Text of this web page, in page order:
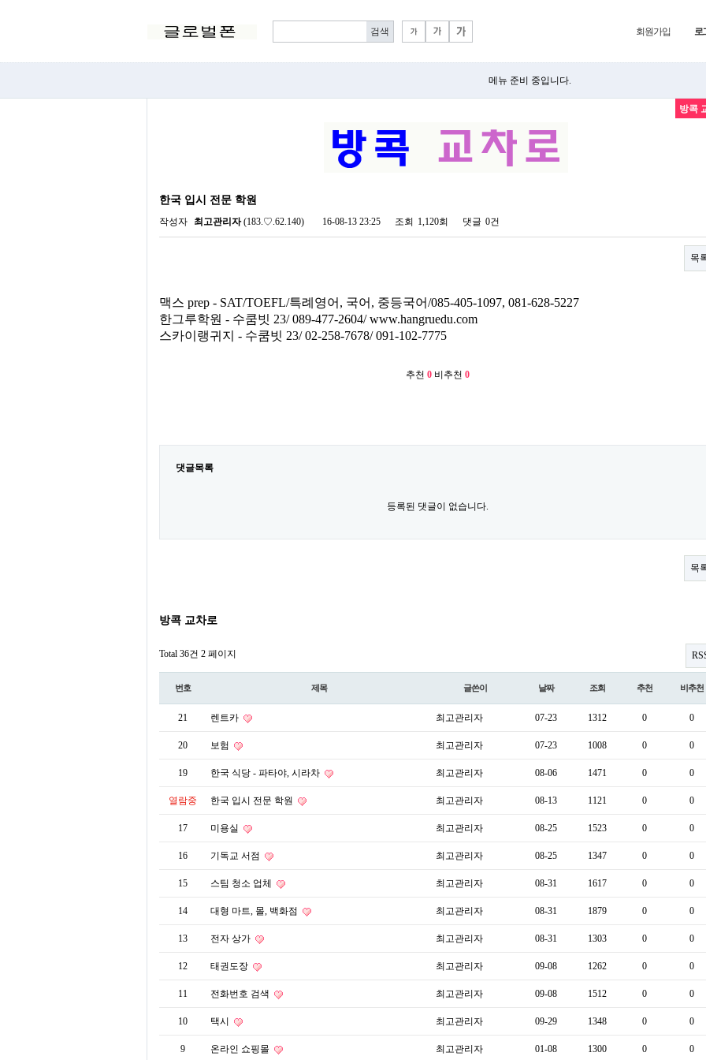
회원가입 로
메뉴 준비 중입니다.
방콕
한국 입시 전문 학원
작성자 최고관리자(183.♡.62.140) 16-08-13 23:25 조회 1,120회 댓글 0건
목
맥스 prep - SAT/TOEFL/특례영어, 국어, 중등국어/085-405-1097, 081-628-5227
한그루학원 - 수쿰빗 23/ 089-477-2604/ www.hangruedu.com
스카이랭귀지 - 수쿰빗 23/ 02-258-7678/ 091-102-7775
추천 0 비추천 0
댓글목록
등록된 댓글이 없습니다.
목
방콕 교차로
Total 36건 2 페이지
번호 제목 글쓴이 날짜 조회 추천 비추천
21 렌트카 최고관리자 07-23 1312 0 0
20 보험 최고관리자 07-23 1008 0 0
19 한국 식당 - 파타야, 시라차 최고관리자 08-06 1471 0 0
열람중 한국 입시 전문 학원 최고관리자 08-13 1121 0 0
17 미용실 최고관리자 08-25 1523 0 0
16 기독교 서점 최고관리자 08-25 1347 0 0
15 스팀 청소 업체 최고관리자 08-31 1617 0 0
14 대형 마트, 몰, 백화점 최고관리자 08-31 1879 0 0
13 전자 상가 최고관리자 08-31 1303 0 0
12 태권도장 최고관리자 09-08 1262 0 0
11 전화번호 검색 최고관리자 09-08 1512 0 0
10 택시 최고관리자 09-29 1348 0 0
9 온라인 쇼핑몰 최고관리자 01-08 1300 0 0